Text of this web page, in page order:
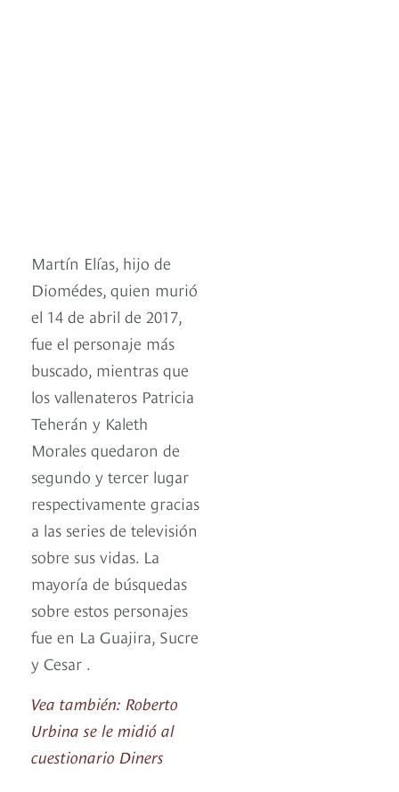
Martín Elías, hijo de
Diomédes, quien murió
el 14 de abril de 2017,
fue el personaje más
buscado, mientras que
los vallenateros Patricia
Teherán y Kaleth
Morales quedaron de
segundo y tercer lugar
respectivamente gracias
a las series de televisión
sobre sus vidas. La
mayoría de búsquedas
sobre estos personajes
fue en La Guajira, Sucre
y Cesar .
Vea también: Roberto
Urbina se le midió al
cuestionario Diners